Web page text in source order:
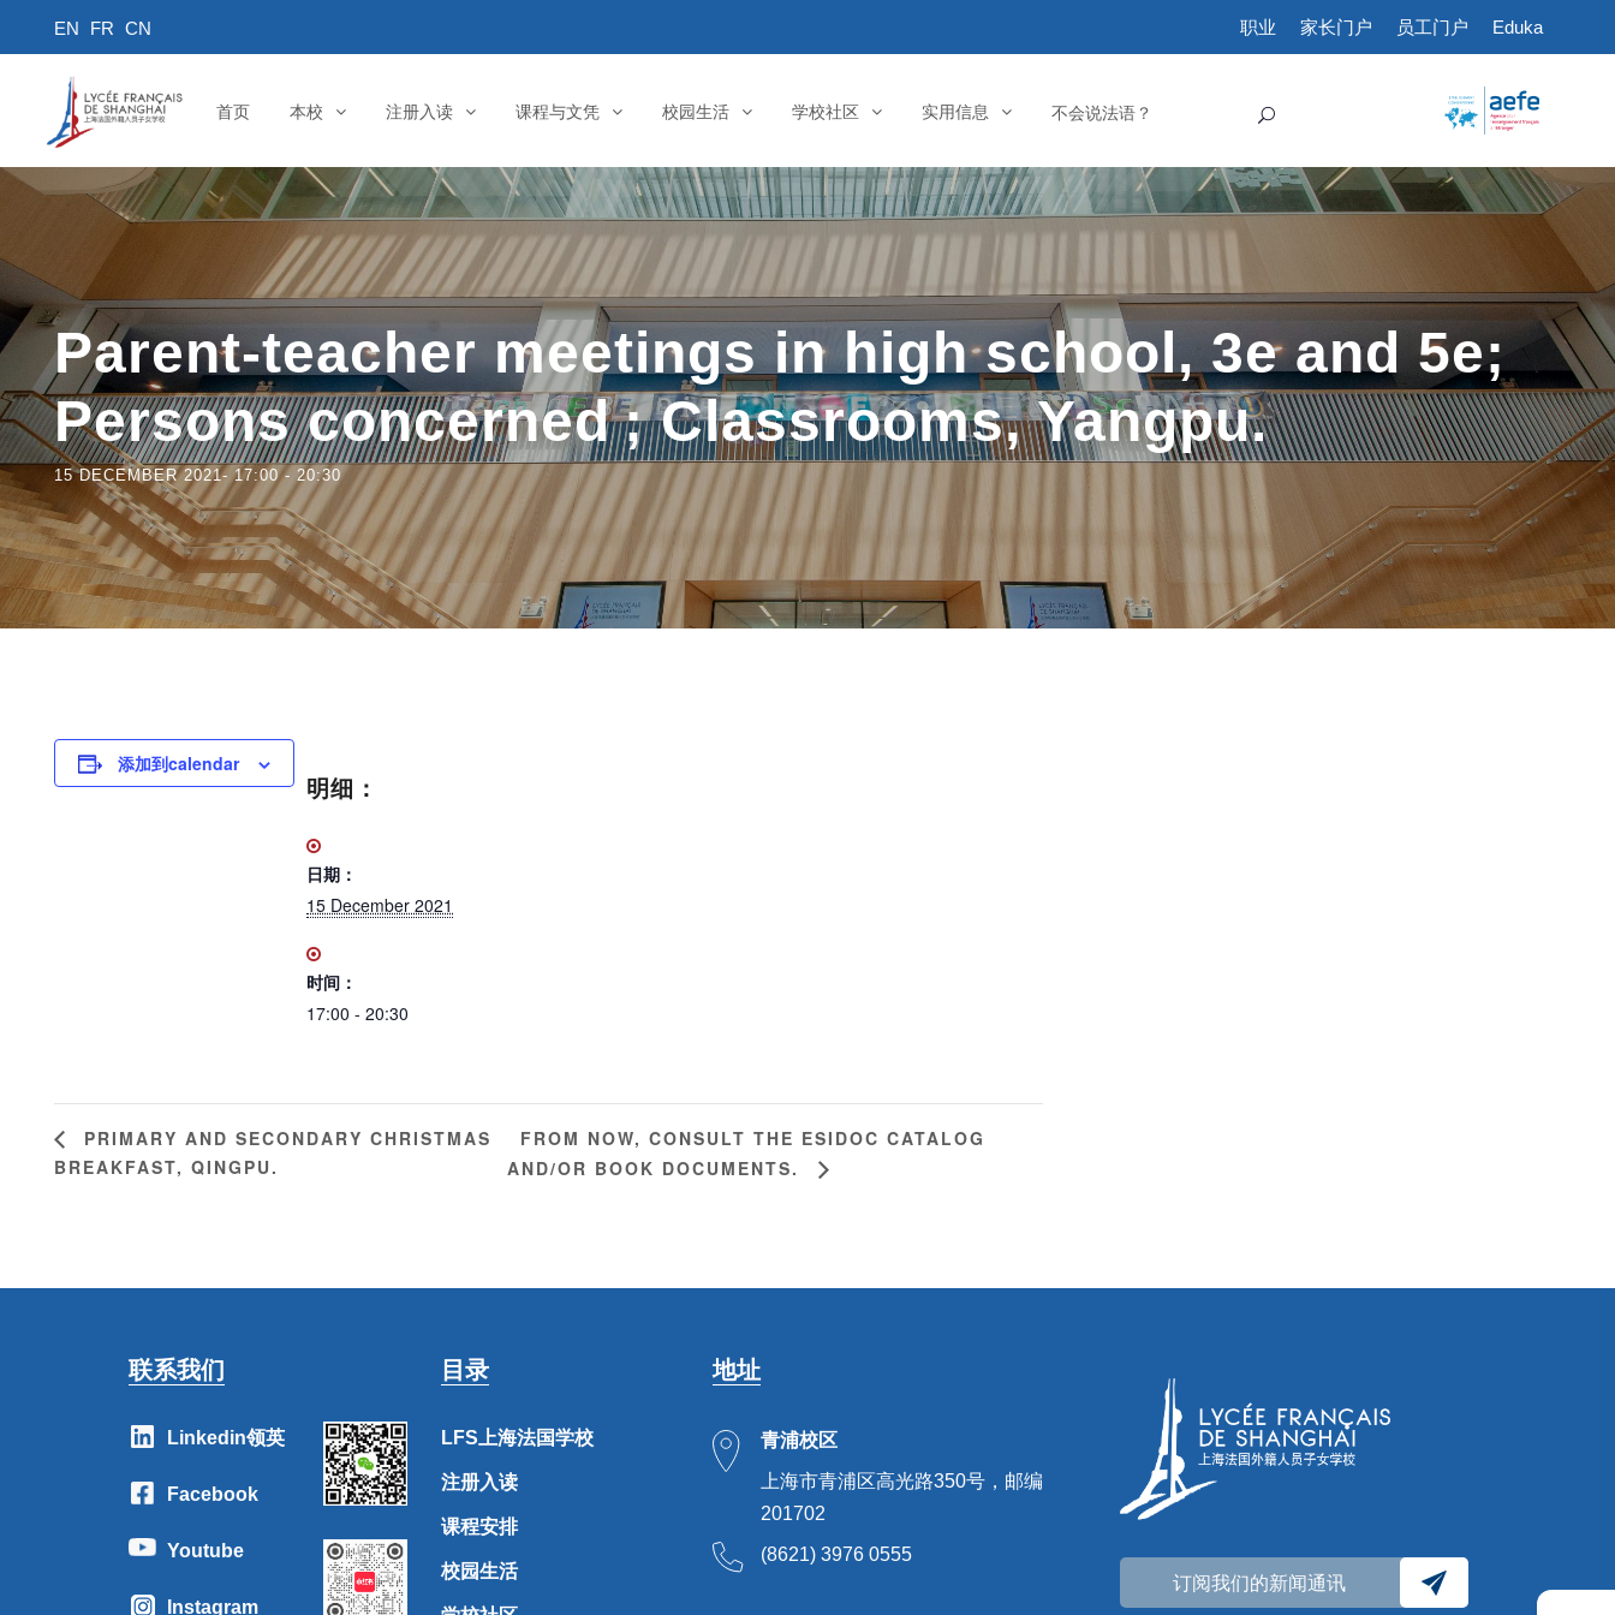
职业 家长门户 员工门户 Eduka
首页 本校 注册入读 课程与文凭 校园生活 学校社区 实用信息 不会说法语？
Parent-teacher meetings in high school, 3e and 5e;
Persons concerned ; Classrooms, Yangpu.
15 DECEMBER 2021- 17:00- 20:30
添加到calendar
明细：
日期：
15 December 2021
时间：
17:00 - 20:30
PRIMARY AND SECONDARY CHRISTMAS
BREAKFAST, QINGPU.
FROM NOW, CONSULT THE ESIDOC CATALOG
AND/OR BOOK DOCUMENTS.
联系我们
Linkedin领英
Facebook
Youtube
Instagram
目录
LFS上海法国学校
注册入读
课程安排
校园生活
地址
青浦校区
上海市青浦区高光路350号，邮编
201702
(8621) 3976 0555
订阅我们的新闻通讯